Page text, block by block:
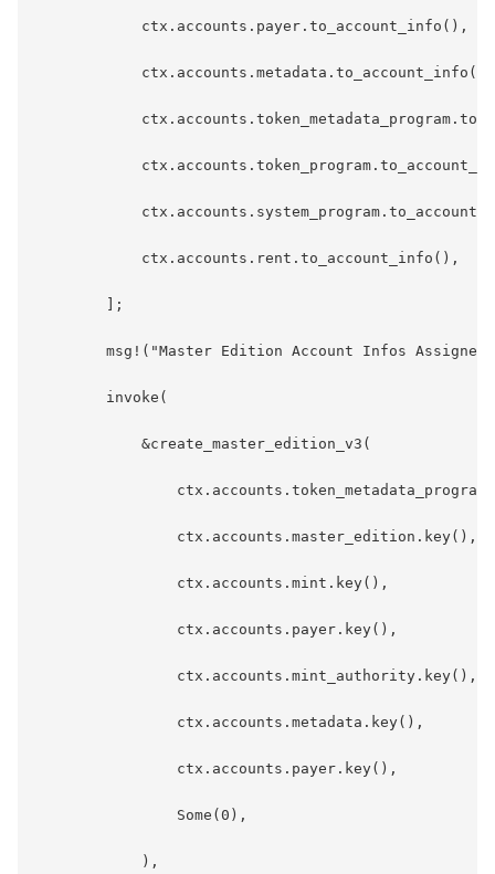
ctx.accounts.payer.to_account_info(),
ctx.accounts.metadata.to_account_info(),
ctx.accounts.rent.to_account_info(),
];
msg!("Master Edition Account Infos
invoke(
&create_master_edition_v3(
ctx.accounts.master_edition.key(),
ctx.accounts.mint.key(),
ctx.accounts.payer.key(),
ctx.accounts.mint_authority.key(),
ctx.accounts.metadata.key(),
ctx.accounts.payer.key(),
Some(0),
),